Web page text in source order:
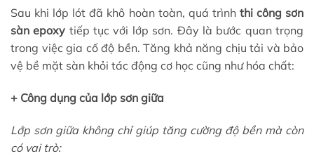
Sau khi lớp lót đã khô hoàn toàn, quá trình thi công sơn
sàn epoxy tiếp tục với lớp sơn. Đây là bước quan trọng
trong việc gia cố độ bền. Tăng khả năng chịu tải và bảo
vệ bề mặt sàn khỏi tác động cơ học cũng như hóa chất:
+ Công dụng của lớp sơn giữa
Lớp sơn giữa không chỉ giúp tăng cường độ bền mà còn
có vai trò: